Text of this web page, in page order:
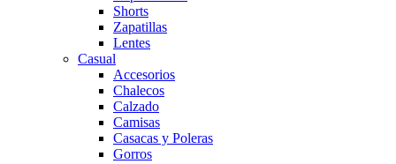
Shorts
Zapatillas
Lentes
Casual
Accesorios
Chalecos
Calzado
Camisas
Casacas y Poleras
Gorros